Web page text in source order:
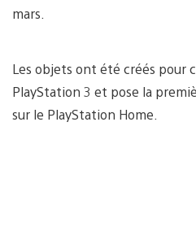
mars.
Les objets ont été créés pour
PlayStation 3 et pose la
sur le PlayStation Home.